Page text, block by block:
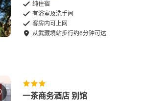
纯住宿
有浴室及洗手间
客房内可上网
从武藏境站步行约6分钟可达
一茶商务酒店 别馆